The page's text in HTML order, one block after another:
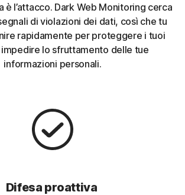
è l’attacco. Dark Web Monitoring cerca
di violazioni dei dati, così che tu
rapidamente per proteggere i tuoi
lo sfruttamento delle tue
informazioni personali.
Difesa proattiva